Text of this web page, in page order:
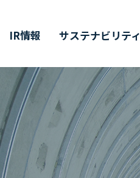
会社概要
環境技術
IR情報
その他開示情報
サステナビリティ
ESG/SDGsについて
インターンシップ